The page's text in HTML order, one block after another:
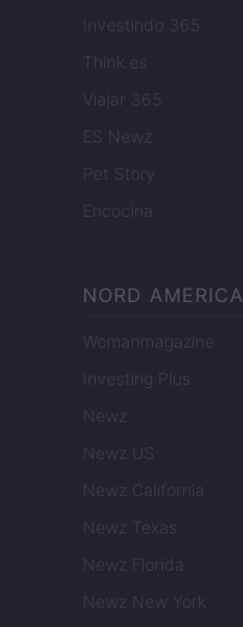
Investindo 365
Think.es
Viajar 365
ES Newz
Pet Story
Encocina
NORD AMERICA
Womanmagazine
Investing Plus
Newz
Newz US
Newz California
Newz Texas
Newz Florida
Newz New York